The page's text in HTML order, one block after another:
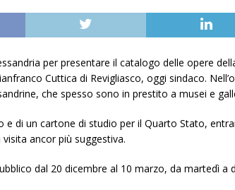
per presentare il catalogo delle opere
Cuttica di Revigliasco, oggi sindaco.
che spesso sono in prestito a musei e
e di un cartone di studio per il Quarto Stato,
ancor più suggestiva.
dal 20 dicembre al 10 marzo, da martedì a